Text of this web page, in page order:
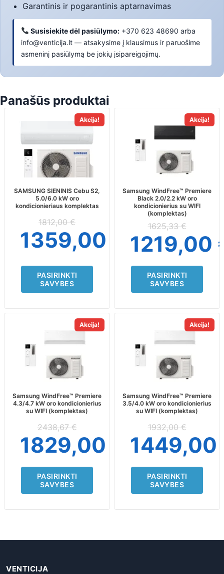
Garantinis ir pogarantinis aptarnavimas
Susisiekite dėl pasiūlymo:+370 623 48690 arba
info@venticija.lt — atsakysime į klausimus ir paruošime
asmeninį pasiūlymą be jokių įsipareigojimų.
Panašūs produktai
Akcija!
SAMSUNG SIENINIS Cebu S2,
5.0/6.0 kW oro
kondicionieriaus komplektas
1812,00€
1359,00
PASIRINKTI
SAVYBES
multiple
variants.
The
options
may
be
chosen
on
the
product
page
Akcija!
Samsung WindFree™ Premiere
Black 2.0/2.2 kW oro
kondicionierius su WIFI
(komplektas)
1625,33€
1219,00
PASIRINKTI
SAVYBES
product
has
multiple
variants.
The
may
be
chosen
the
product
page
Akcija!
Samsung WindFree™ Premiere
4.3/4.7 kW oro kondicionierius
su WIFI (komplektas)
2438,67€
1829,00
PASIRINKTI
SAVYBES
has
multiple
variants.
The
may
be
chosen
on
the
product
page
Akcija!
Samsung WindFree™ Premiere
3.5/4.0 kW oro kondicionierius
su WIFI (komplektas)
1932,00€
1449,00
PASIRINKTI
SAVYBES
has
multiple
variants.
The
may
be
chosen
on
the
product
page
VENTICIJA